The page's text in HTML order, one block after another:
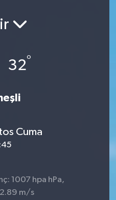
32°
Cuma
1007 hpa hPa,
m/s